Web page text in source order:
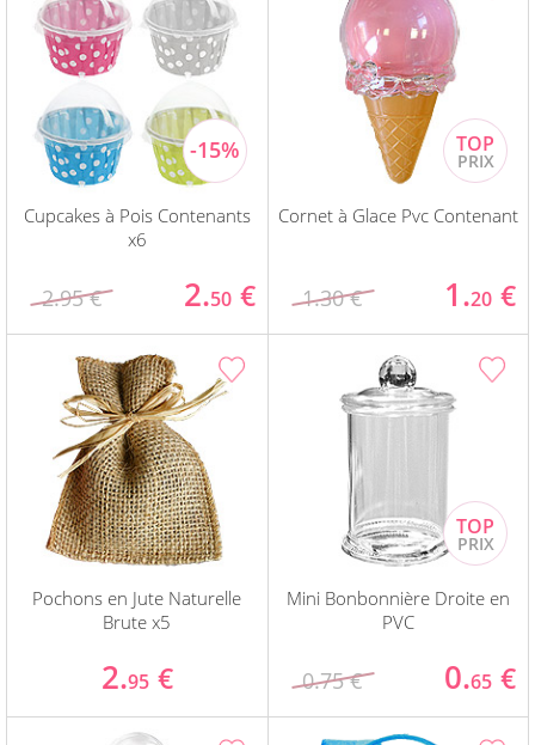
Cupcakes à Pois Contenants
x6
2.95 € 2.50 €
Cornet à Glace Pvc Contenant
1.30 € 1.20 €
Pochons en Jute Naturelle
Brute x5
2.95 €
Mini Bonbonnière Droite en
PVC
0.75 € 0.65 €